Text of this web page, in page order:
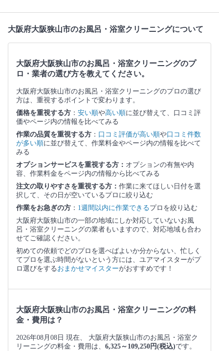
大阪府大阪狭山市のお風呂・浴室クリーニングについて
大阪府大阪狭山市のお風呂・浴室クリーニングのプ
ロ・業者の選び方を教えてください。
大阪府大阪狭山市のお風呂・浴室クリーニングのプロの選び
方は、重視するポイントで変わります。
価格を重視する方 ： 安い順や高い順に並び替えて、口コミ評
価やページ内の情報を比べてみる
作業の品質を重視する方 ： 口コミ評価が高い順や口コミ件数
が多い順に並び替えて、作業料金やページ内の情報を比べて
みる
オプションサービスを重視する方： オプションの有無や内
容、作業料金をページ内の情報から比べてみる
注文の取りやすさを重視する方： 作業に来てほしい日付を選
択して、その日が空いているプロに絞り込む
作業をお急ぎの方 ： 1週間以内に作業できるプロを絞り込む
大阪府大阪狭山市の一部の地域にしか対応していないお風
呂・浴室クリーニングの業者もいますので、対応地域も合わ
せてご確認ください。
初めての依頼でどのプロを選べばよいか分からない、忙しく
てプロを選ぶ時間がないという方には、ユアマイスターがプ
ロ選びをする おまかせマイスターがおすすめです！
大阪府大阪狭山市のお風呂・浴室クリーニングの料
金・費用は？
2026年08月08日 現在、 大阪府大阪狭山市のお風呂・浴室ク
リーニングの料金・費用は、 6,325～109,250円(税込)です。